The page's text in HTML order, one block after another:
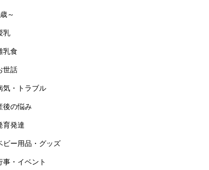
～
乳
乳食
世話
気・トラブル
後の悩み
育発達
ビー用品・グッズ
事・イベント